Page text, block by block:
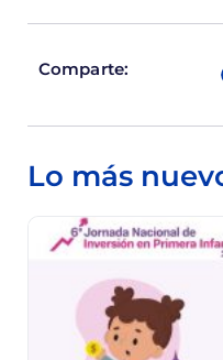
Comparte:
Lo más